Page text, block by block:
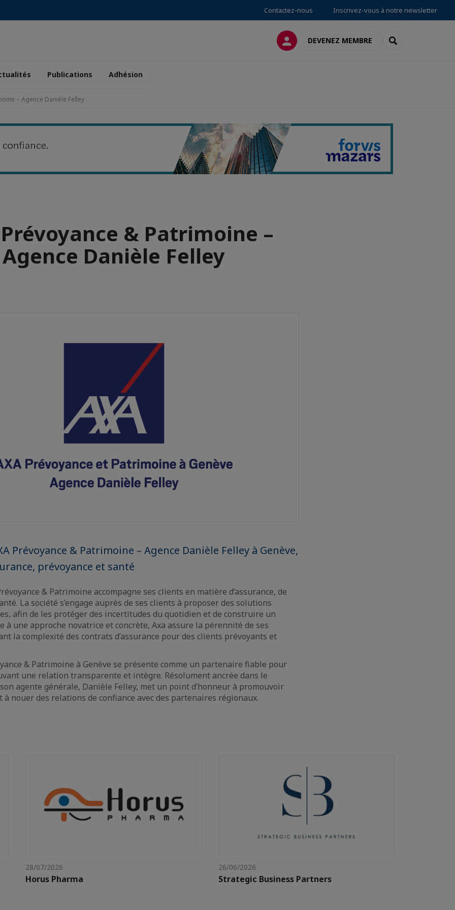
Contactez-nous Inscrivez-vous à notre newsletter
CONNEXIONDEVENEZ MEMBRE RECHERCHER
Publications Adhésion
– Agence Danièle Felley
& Patrimoine –
Agence Danièle Felley
Prévoyance & Patrimoine – Agence Danièle Felley à Genève,
prévoyance et santé
& Patrimoine accompagne ses clients en matière d’assurance, de
La société s’engage auprès de ses clients à proposer des solutions
afin de les protéger des incertitudes du quotidien et de construire un
à une approche novatrice et concrète, Axa assure la pérennité de ses
la complexité des contrats d’assurance pour des clients prévoyants et
& Patrimoine à Genève se présente comme un partenaire fiable pour
une relation transparente et intègre. Résolument ancrée dans le
agente générale, Danièle Felley, met un point d’honneur à promouvoir
à nouer des relations de confiance avec des partenaires régionaux.
28/07/2026
Horus Pharma
26/06/2026
Strategic Business Partners